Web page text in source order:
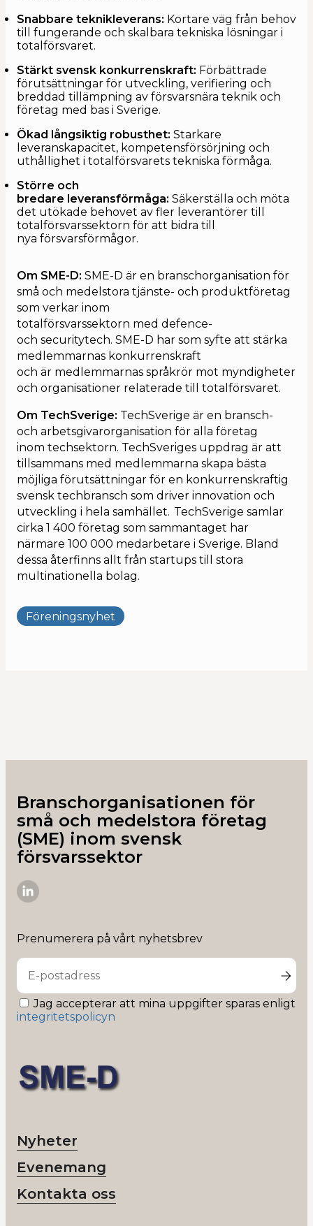
Snabbare teknikleverans: Kortare väg från behov
till fungerande och skalbara tekniska lösningar i
totalförsvaret.
Stärkt svensk konkurrenskraft: Förbättrade
förutsättningar för utveckling, verifiering och
breddad tillämpning av försvarsnära teknik och
företag med bas i Sverige.
Ökad långsiktig robusthet: Starkare
leveranskapacitet, kompetensförsörjning och
uthållighet i totalförsvarets tekniska förmåga.
Större och
bredare leveransförmåga: Säkerställa och möta
det utökade behovet av fler leverantörer till
totalförsvarssektorn för att bidra till
nya försvarsförmågor.
Om SME-D: SME-D är en branschorganisation för
små och medelstora tjänste- och produktföretag
som verkar inom
totalförsvarssektorn med defence-
och securitytech. SME-D har som syfte att stärka
medlemmarnas konkurrenskraft
och är medlemmarnas språkrör mot myndigheter
och organisationer relaterade till totalförsvaret.
Om TechSverige: TechSverige är en bransch-
och arbetsgivarorganisation för alla företag
inom techsektorn. TechSveriges uppdrag är att
tillsammans med medlemmarna skapa bästa
möjliga förutsättningar för en konkurrenskraftig
svensk techbransch som driver innovation och
utveckling i hela samhället. TechSverige samlar
cirka 1 400 företag som sammantaget har
närmare 100 000 medarbetare i Sverige. Bland
dessa återfinns allt från startups till stora
multinationella bolag.
Föreningsnyhet
Branschorganisationen för
små och medelstora företag
(SME) inom svensk
försvarssektor
på
Prenumerera på vårt nyhetsbrev
Jag accepterar att mina uppgifter sparas enligt
integritetspolicyn
Nyheter
Evenemang
Kontakta oss